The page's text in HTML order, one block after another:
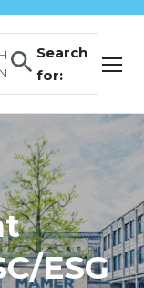
Search
for:
ESG